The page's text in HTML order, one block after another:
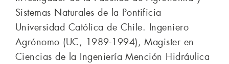
Sistemas Naturales de la Pontificia
Universidad Católica de Chile. Ingeniero
Agrónomo (UC, 1989-1994), Magister en
Ciencias de la Ingeniería Mención Hidráulica